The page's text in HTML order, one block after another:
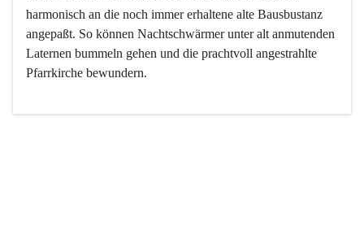
harmonisch an die noch immer erhaltene alte Bausbustanz
angepaßt. So können Nachtschwärmer unter alt anmutenden
Laternen bummeln gehen und die prachtvoll angestrahlte
Pfarrkirche bewundern.
Der Weinbau dominert heute nicht mehr, ist aber integrativer